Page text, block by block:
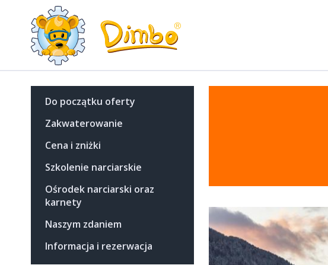
Do początku oferty
Zakwaterowanie
Cena i zniżki
Szkolenie narciarskie
Ośrodek narciarski oraz
karnety
Naszym zdaniem
Informacja i rezerwacja